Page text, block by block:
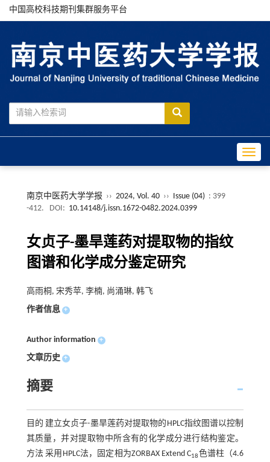
中国高校科技期刊集群服务平台
南京中医药大学学报 ›› 2024, Vol. 40 ›› Issue (04) : 399
-412.
DOI: 10.14148/j.issn.1672-0482.2024.0399
女贞子-墨旱莲药对提取物的指纹
图谱和化学成分鉴定研究
高雨桐, 宋秀苹, 李楠, 尚涌琳, 韩飞
作者信息 +
Author information +
文章历史 +
摘要
目的 建立女贞子-墨旱莲药对提取物的HPLC指纹图谱以控制
其质量，并对提取物中所含有的化学成分进行结构鉴定。
方法 采用HPLC法，固定相为ZORBAX Extend C18色谱柱（4.6